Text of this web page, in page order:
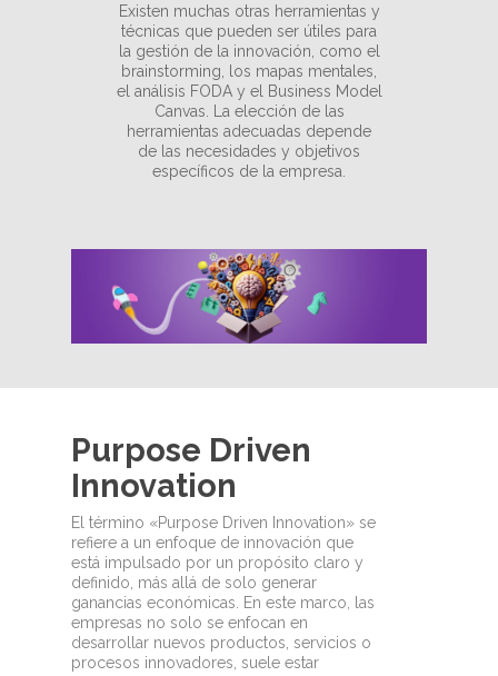
Existen muchas otras herramientas y
técnicas que pueden ser útiles para
la gestión de la innovación, como el
brainstorming, los mapas mentales,
el análisis FODA y el Business Model
Canvas. La elección de las
herramientas adecuadas depende
de las necesidades y objetivos
específicos de la empresa.
Purpose Driven
Innovation
El término «Purpose Driven Innovation» se
refiere a un enfoque de innovación que
está impulsado por un propósito claro y
definido, más allá de solo generar
ganancias económicas. En este marco, las
empresas no solo se enfocan en
desarrollar nuevos productos, servicios o
procesos innovadores, suele estar